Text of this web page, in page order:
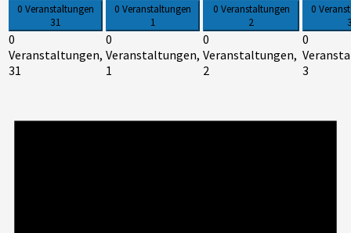
0 Veranstaltungen
31
0
Veranstaltungen,
31
0 Veranstaltungen
1
0
Veranstaltungen,
1
0 Veranstaltungen
2
0
Veranstaltungen,
2
0
0
3